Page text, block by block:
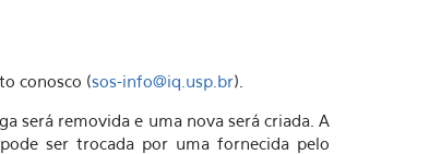
conosco (sos-info@iq.usp.br).
será removida e uma nova será criada. A
ser trocada por uma fornecida pelo